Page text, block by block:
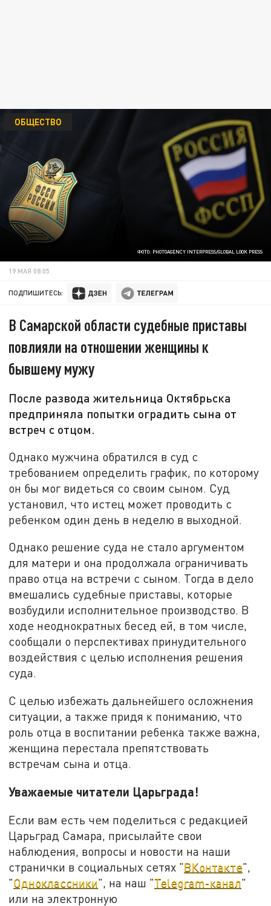
ФОТО: PHOTOAGENCY INTERPRESS/GLOBAL LOOK PRESS
ОБЩЕСТВО
19 МАЯ 08:05
ПОДПИШИТЕСЬ:
В Самарской области судебные приставы
повлияли на отношении женщины к
бывшему мужу
После развода жительница Октябрьска
предприняла попытки оградить сына от
встреч с отцом.
Однако мужчина обратился в суд с
требованием определить график, по которому
он бы мог видеться со своим сыном. Суд
установил, что истец может проводить с
ребенком один день в неделю в выходной.
Однако решение суда не стало аргументом
для матери и она продолжала ограничивать
право отца на встречи с сыном. Тогда в дело
вмешались судебные приставы, которые
возбудили исполнительное производство. В
ходе неоднократных бесед ей, в том числе,
сообщали о перспективах принудительного
воздействия с целью исполнения решения
суда.
С целью избежать дальнейшего осложнения
ситуации, а также придя к пониманию, что
роль отца в воспитании ребенка также важна,
женщина перестала препятствовать
встречам сына и отца.
Уважаемые читатели Царьграда!
Если вам есть чем поделиться с редакцией
Царьград Самара, присылайте свои
наблюдения, вопросы и новости на наши
странички в социальных сетях "ВКонтакте",
"Одноклассники", на наш "Telegram-канал"
или на электронную